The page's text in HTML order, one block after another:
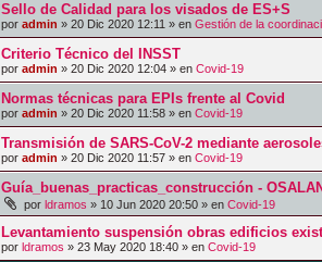
Sello de Calidad para los visados de ES+S
por admin » 20 Dic 2020 12:11 » en Gestión de la
Criterio Técnico del INSST
por admin » 20 Dic 2020 12:04 » en Covid-19
Normas técnicas para EPIs frente al Covid
por admin » 20 Dic 2020 11:58 » en Covid-19
Transmisión de SARS-CoV-2 mediante
por admin » 20 Dic 2020 11:57 » en Covid-19
Guía_buenas_practicas_construcción - OSALAN
por ldramos » 10 Jun 2020 20:50 » en Covid-19
Levantamiento suspensión obras edificios
por ldramos » 23 May 2020 18:40 » en Covid-19